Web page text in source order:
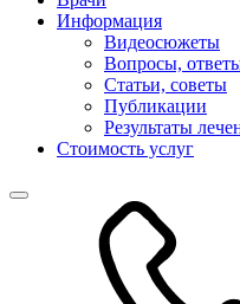
Информация
Видеосюжеты
Вопросы,
Статьи, советы
Публикации
Результаты
Стоимость услуг